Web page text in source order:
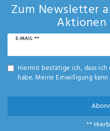
Zum Newsletter
Aktionen
E-MAIL **
Newsletter
Hiermit bestätige ich, dass ich
habe. Meine Einwilligung
**